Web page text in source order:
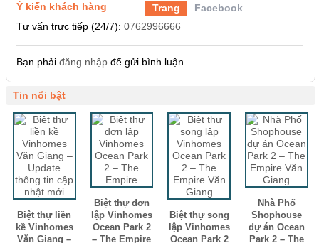
Ý kiến khách hàng Trang
Facebook
Tư vấn trực tiếp (24/7): 0762996666
Bạn phải đăng nhập để gửi bình luận.
Tin nổi bật
Biệt thự liền
kề Vinhomes
Văn Giang –
Biệt thự đơn
lập Vinhomes
Ocean Park 2
– The Empire
Biệt thự song
lập Vinhomes
Ocean Park 2
Nhà Phố
Shophouse
dự án Ocean
Park 2 – The